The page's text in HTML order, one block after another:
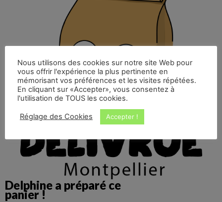
Delphine a préparé ce
panier !
Nous utilisons des cookies sur notre site Web pour
vous offrir l'expérience la plus pertinente en
mémorisant vos préférences et les visites répétées.
En cliquant sur «Accepter», vous consentez à
l'utilisation de TOUS les cookies.
Réglage des Cookies Accepter !